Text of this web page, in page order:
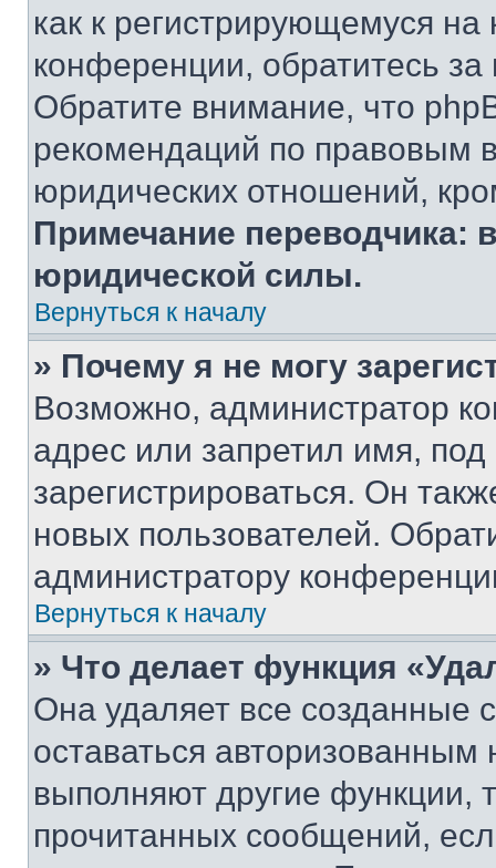
как к регистрирующемуся
конференции, обратитесь
Обратите внимание, что
рекомендаций по правовым
юридических отношений,
Примечание переводчика:
юридической силы.
Вернуться к началу
» Почему я не могу
Возможно, администратор
адрес или запретил имя,
зарегистрироваться. Он
новых пользователей.
администратору
Вернуться к началу
» Что делает функция
Она удаляет все созданные
оставаться
выполняют другие функции,
прочитанных сообщений,